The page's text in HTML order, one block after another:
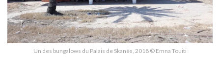
Un des bungalows du Palais de Skanès, 2018 © Emna Touiti